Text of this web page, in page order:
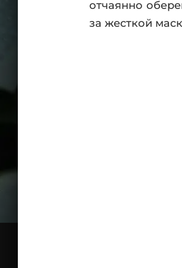
отчаянно
за жесткой